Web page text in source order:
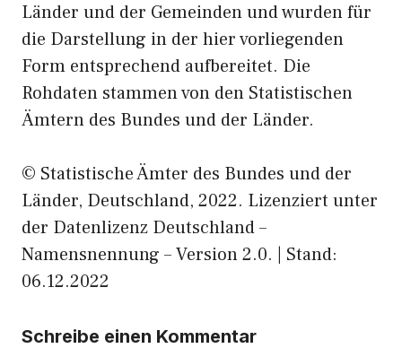
Länder und der Gemeinden und wurden für
die Darstellung in der hier vorliegenden
Form entsprechend aufbereitet. Die
Rohdaten stammen von den Statistischen
Ämtern des Bundes und der Länder.
© Statistische Ämter des Bundes und der
Länder, Deutschland, 2022. Lizenziert unter
der Datenlizenz Deutschland –
Namensnennung – Version 2.0. | Stand:
06.12.2022
Schreibe einen Kommentar